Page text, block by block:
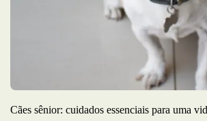
Cães sênior: cuidados essenciais para uma